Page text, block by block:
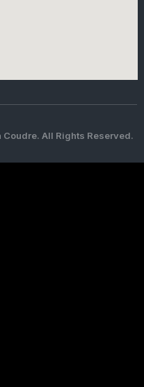
All Rights Reserved.